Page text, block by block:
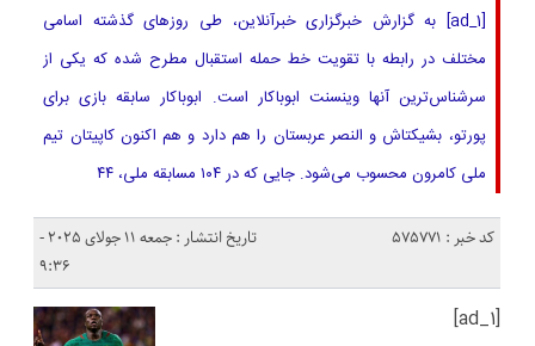
[ad_1] به گزارش خبرگزاری خبرآنلاین، طی روزهای گذشته اسامی
مختلف در رابطه با تقویت خط حمله استقبال مطرح شده که یکی از
سرشناس‌ترین آنها وینسنت ابوباکار است. ابوباکار سابقه بازی برای
پورتو، بشیکتاش و النصر عربستان را هم دارد و هم اکنون کاپیتان تیم
ملی کامرون محسوب می‌شود. جایی که در ۱۰۴ مسابقه ملی، ۴۴
کد خبر : 575771
تاریخ انتشار : جمعه 11 جولای 2025 -
9:36
[ad_1]